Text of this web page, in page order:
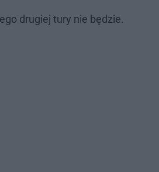
drugiej tury nie będzie.